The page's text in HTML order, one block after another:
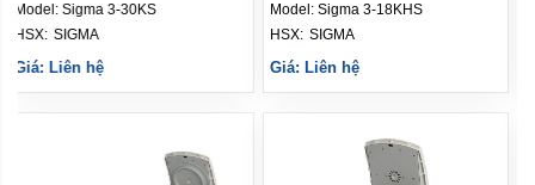
Model:Sigma 3-18KHS
HSX: SIGMA
Giá: Liên hệ
Model:Sigma 3-18KS
HSX: SIGMA
Giá: Liên hệ